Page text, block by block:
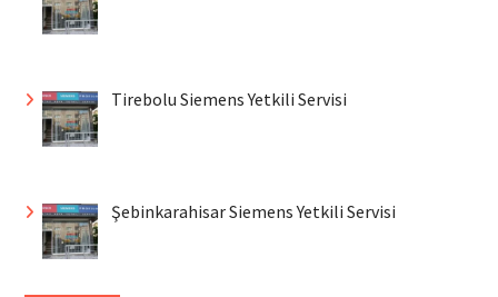
Tirebolu Siemens Yetkili Servisi
Şebinkarahisar Siemens Yetkili Servisi